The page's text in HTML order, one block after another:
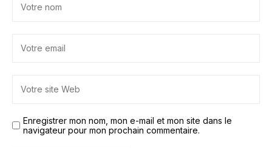
Enregistrer mon nom, mon e-mail et mon site dans le
navigateur pour mon prochain commentaire.